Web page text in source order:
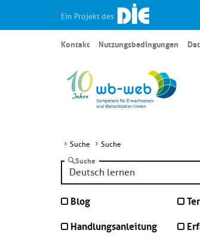
Ein Projekt des
Kontakt Nutzungsbedingungen
Suche Suche
Suche
Blog
Handlungsanleitung